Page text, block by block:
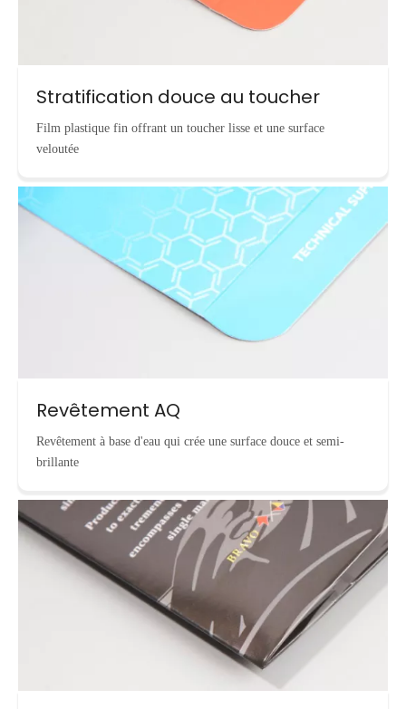
Stratification douce au toucher
Film plastique fin offrant un toucher lisse et une surface
veloutée
Revêtement AQ
Revêtement à base d'eau qui crée une surface douce et semi-
brillante